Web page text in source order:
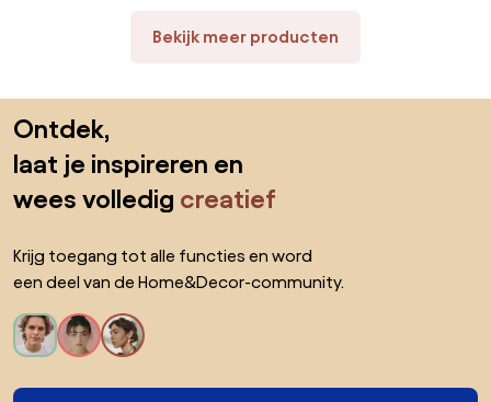
Bekijk meer producten
Ontdek,
laat je inspireren en
wees volledig creatief
Krijg toegang tot alle functies en word
een deel van de Home&Decor-community.